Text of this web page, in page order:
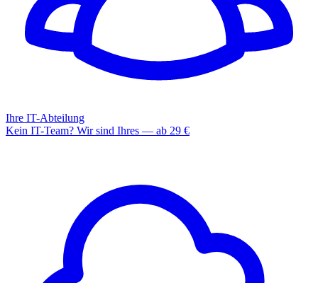
Ihre IT-Abteilung
Kein IT-Team? Wir sind Ihres — ab 29 €